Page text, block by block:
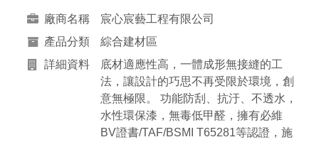
廠商名稱
宸心宸藝工程有限公司
產品分類
綜合建材區
詳細資料
底材適應性高，一體成形無接縫的工
法，讓設計的巧思不再受限於環境，創
意無極限。 功能防刮、抗汙、不透水，
水性環保漆，無毒低甲醛，擁有必維
BV證書/TAF/BSMI T65281等認證，施